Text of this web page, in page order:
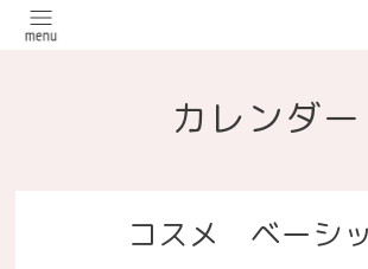
カレンダー
コスメ ベーシ